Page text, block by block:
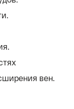
вен.